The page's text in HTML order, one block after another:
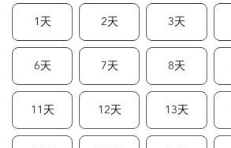
1天 2天 3天
6天 7天 8天
11天 12天 13天